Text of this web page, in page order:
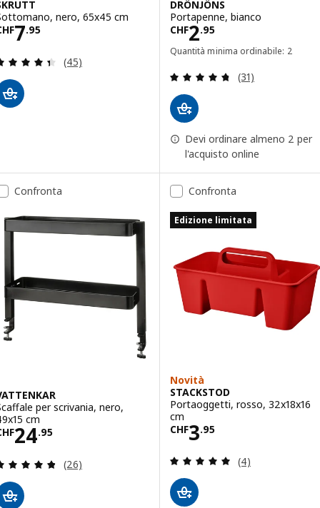
nero, 65x45 cm
7.95 CHF 7.95
Recensione: 4.4 fuori da 5 stelle. Totale
(45)
DRÖNJÖNS
Portapenne, bianco
CHF2.95
Prezzo CHF
Quantità minima ordinabile: 2
Recensione:
(31)
Devi ordinare almeno 2 per
l'acquisto online
Confronta
per scrivania, nero,
cm
24.95 CHF 24.95
Recensione: 4.8 fuori da 5 stelle. Totale
(26)
Confronta
Edizione limitata
Novità
STACKSTOD
Portaoggetti, rosso, 32x18x16
cm
CHF3.95
Prezzo CHF
Recensione: 5
(4)